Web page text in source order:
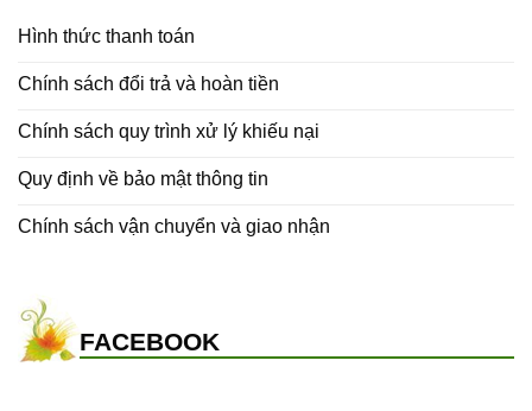
Hình thức thanh toán
Chính sách đổi trả và hoàn tiền
Chính sách quy trình xử lý khiếu nại
Quy định về bảo mật thông tin
Chính sách vận chuyển và giao nhận
FACEBOOK